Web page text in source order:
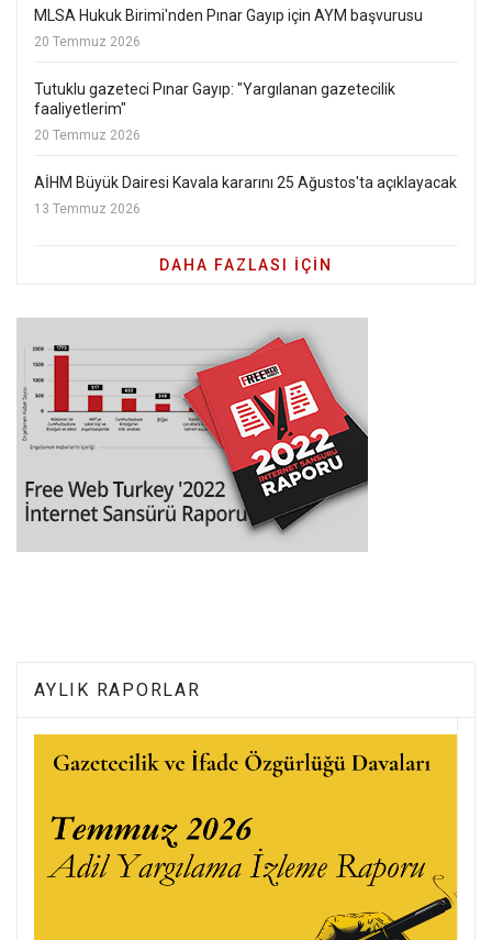
MLSA Hukuk Birimi'nden Pınar Gayıp için AYM başvurusu
20 Temmuz 2026
Tutuklu gazeteci Pınar Gayıp: "Yargılanan gazetecilik
faaliyetlerim"
20 Temmuz 2026
AİHM Büyük Dairesi Kavala kararını 25 Ağustos'ta açıklayacak
13 Temmuz 2026
DAHA FAZLASI IÇIN
AYLIK RAPORLAR